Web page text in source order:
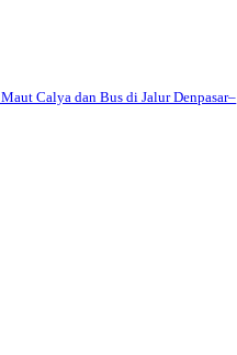
Calya dan Bus di Jalur Denpasar–